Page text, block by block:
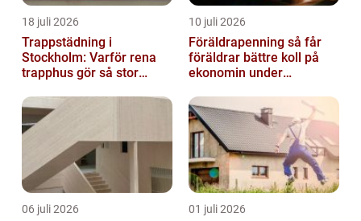
18 juli 2026
Trappstädning i
Stockholm: Varför rena
trapphus gör så stor
10 juli 2026
Föräldrapenning så får
föräldrar bättre koll på
ekonomin under
06 juli 2026 01 juli 2026